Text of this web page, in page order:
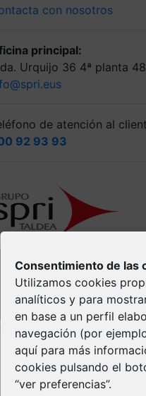
Consentimiento de las
Utilizamos cookies
analíticos y para
en base a un perfil
navegación (por
aquí para más
cookies pulsando el
“ver preferencias”.
con nosotros
principal:
Urquijo 36 4ª planta
de atención al
92 93 93
© Spri 2026. All
Aviso Legal
Política de privacidad
Política de Cookies